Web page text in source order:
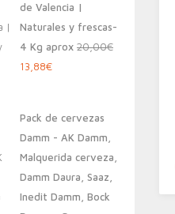
de Valencia |
Naturales y frescas-
4 Kg aprox 20,00€
El
era:
20,00€.
13,88€El
es:
13,88€.
Pack de cervezas
Damm - AK Damm,
Malquerida cerveza,
Damm Daura, Saaz,
Inedit Damm, Bock